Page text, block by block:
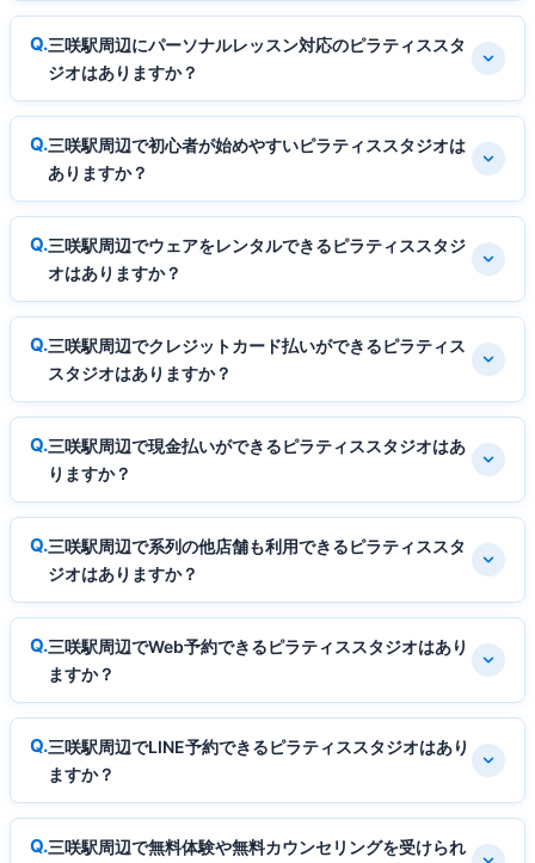
三咲駅周辺にパーソナルレッスン対応のピラティススタ
ジオはありますか？
三咲駅周辺で初心者が始めやすいピラティススタジオは
ありますか？
三咲駅周辺でウェアをレンタルできるピラティススタジ
オはありますか？
三咲駅周辺でクレジットカード払いができるピラティス
スタジオはありますか？
三咲駅周辺で現金払いができるピラティススタジオはあ
りますか？
三咲駅周辺で系列の他店舗も利用できるピラティススタ
ジオはありますか？
三咲駅周辺でWeb予約できるピラティススタジオはあり
ますか？
三咲駅周辺でLINE予約できるピラティススタジオはあり
ますか？
三咲駅周辺で無料体験や無料カウンセリングを受けられ